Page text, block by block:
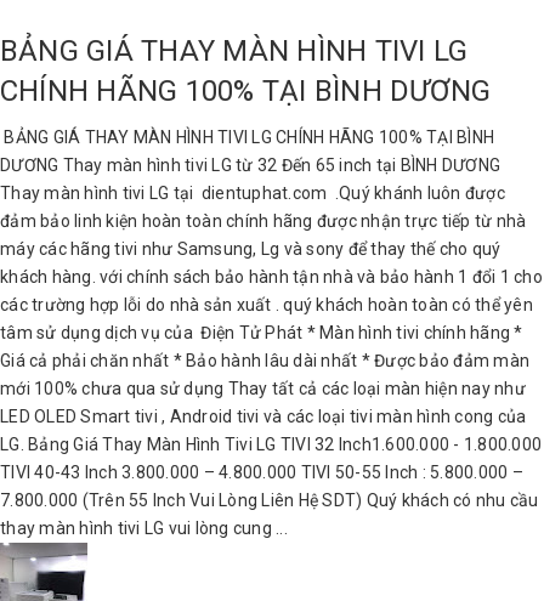
BẢNG GIÁ THAY MÀN HÌNH TIVI LG
CHÍNH HÃNG 100% TẠI BÌNH DƯƠNG
BẢNG GIÁ THAY MÀN HÌNH TIVI LG CHÍNH HÃNG 100% TẠI BÌNH
DƯƠNG Thay màn hình tivi LG từ 32 Đến 65 inch tại BÌNH DƯƠNG
Thay màn hình tivi LG tại dientuphat.com .Quý khánh luôn được
đảm bảo linh kiện hoàn toàn chính hãng được nhận trực tiếp từ nhà
máy các hãng tivi như Samsung, Lg và sony để thay thế cho quý
khách hàng. với chính sách bảo hành tận nhà và bảo hành 1 đổi 1 cho
các trường hợp lỗi do nhà sản xuất . quý khách hoàn toàn có thể yên
tâm sử dụng dịch vụ của Điện Tử Phát * Màn hình tivi chính hãng *
Giá cả phải chăn nhất * Bảo hành lâu dài nhất * Được bảo đảm màn
mới 100% chưa qua sử dụng Thay tất cả các loại màn hiện nay như
LED OLED Smart tivi , Android tivi và các loại tivi màn hình cong của
LG. Bảng Giá Thay Màn Hình Tivi LG TIVI 32 Inch1.600.000 - 1.800.000
TIVI 40-43 Inch 3.800.000 – 4.800.000 TIVI 50-55 Inch : 5.800.000 –
7.800.000 (Trên 55 Inch Vui Lòng Liên Hệ SDT) Quý khách có nhu cầu
thay màn hình tivi LG vui lòng cung ...